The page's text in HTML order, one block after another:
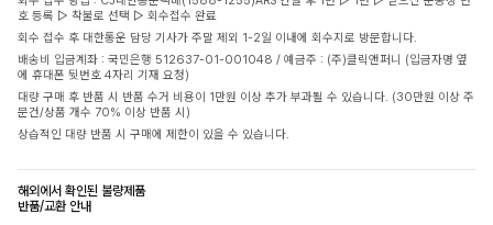
호 등록 ▷ 착불로 선택 ▷ 회수접수 완료
회수 접수 후 대한통운 담당 기사가 주말 제외 1-2일 이내에 회수지로 방문합니다.
배송비 입금계좌 : 국민은행 512637-01-001048 / 예금주 : (주)클릭앤퍼니 (입금자명 옆
에 휴대폰 뒷번호 4자리 기재 요청)
대량 구매 후 반품 시 반품 수거 비용이 1만원 이상 추가 부과될 수 있습니다. (30만원 이상 주
문건/상품 개수 70% 이상 반품 시)
상습적인 대량 반품 시 구매에 제한이 있을 수 있습니다.
해외에서 확인된 불량제품
반품/교환 안내